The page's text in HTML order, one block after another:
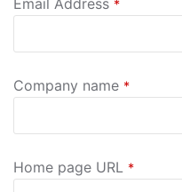
*
Company name *
Home page URL *